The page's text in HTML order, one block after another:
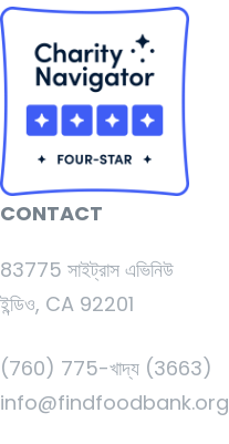
CONTACT
83775 সাইট্রাস এভিনিউ
ইন্ডিও, CA 92201
(760) 775-খাদ্য (3663)
info@findfoodbank.org